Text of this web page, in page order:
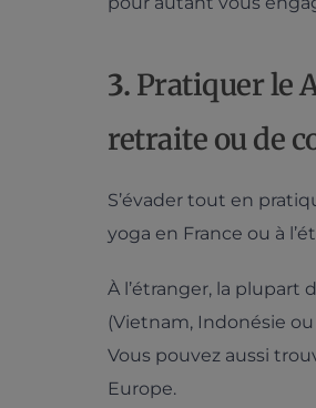
3. Pratiquer le
retraite ou de
S’évader tout en
yoga en France ou à
À l’étranger, la plupart
(Vietnam, Indonésie
Vous pouvez aussi
Europe.